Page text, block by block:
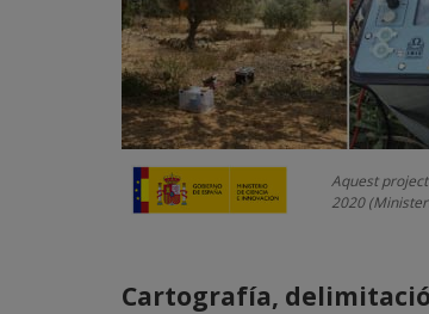
Aquest
2020
Cartografía,